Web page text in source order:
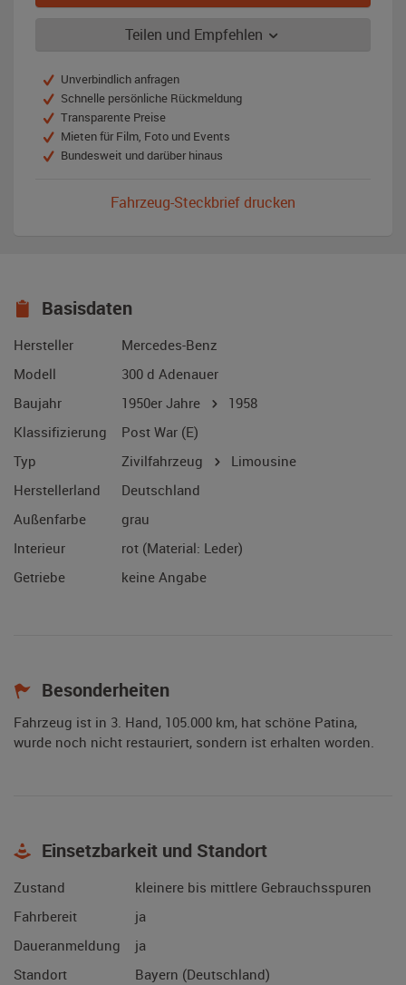
Teilen und Empfehlen
Unverbindlich anfragen
Schnelle persönliche Rückmeldung
Transparente Preise
Mieten für Film, Foto und Events
Bundesweit und darüber hinaus
Fahrzeug-Steckbrief drucken
Basisdaten
Hersteller
Mercedes-Benz
Modell
300 d Adenauer
Baujahr
1950er Jahre
1958
Klassifizierung
Post War (E)
Typ
Zivilfahrzeug
Limousine
Herstellerland
Deutschland
Außenfarbe
grau
Interieur
rot (Material: Leder)
Getriebe
keine Angabe
Besonderheiten
Fahrzeug ist in 3. Hand, 105.000 km, hat schöne Patina,
wurde noch nicht restauriert, sondern ist erhalten worden.
Einsetzbarkeit und Standort
Zustand
kleinere bis mittlere Gebrauchsspuren
Fahrbereit
ja
Daueranmeldung
ja
Standort
Bayern (Deutschland)